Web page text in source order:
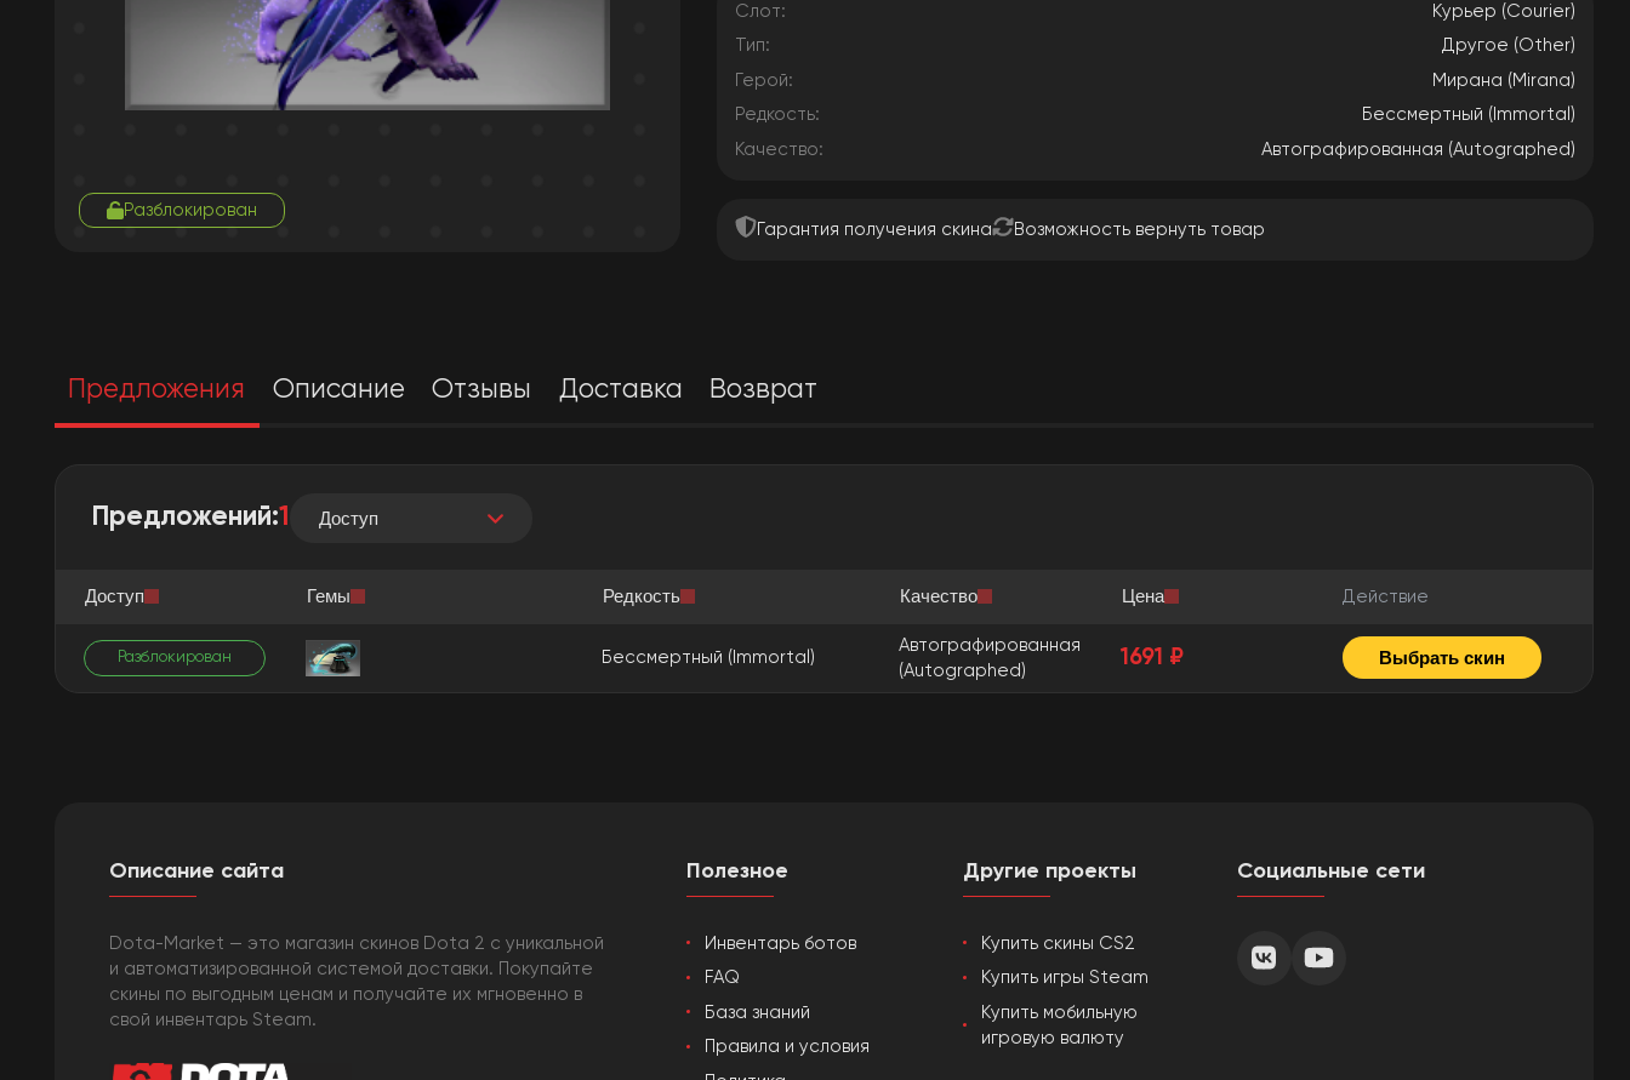
Разблокирован
Слот:
Курьер (Courier)
Тип:
Другое (Other)
Герой:
Мирана (Mirana)
Редкость:
Бессмертный (Immortal)
Качество:
Автографированная (Autographed)
Гарантия получения скина Возможность вернуть товар
Предложения Описание Отзывы Доставка Возврат
Предложений:1 Доступ
Доступ Гемы Редкость Качество Цена Действие
Разблокирован Бессмертный (Immortal)
Автографированная
(Autographed)
1691 ₽ Выбрать скин
Описание сайта
Dota-Market — это магазин скинов Dota 2 с уникальной
и автоматизированной системой доставки. Покупайте
скины по выгодным ценам и получайте их мгновенно в
свой инвентарь Steam.
Полезное
Инвентарь ботов
FAQ
База знаний
Правила и условия
Другие проекты
Купить скины CS2
Купить игры Steam
Купить мобильную
игровую валюту
Социальные сети